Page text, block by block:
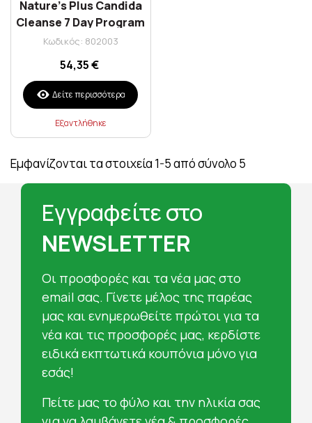
Nature's Plus Candida
Cleanse 7 Day Program
56 Caps
Κωδικός: 802003
54,35 €
Δείτε περισσότερα
Εξαντλήθηκε
Εμφανίζονται τα στοιχεία 1-5 από σύνολο 5
Εγγραφείτε στο
NEWSLETTER
Oι προσφορές και τα νέα μας στο
email σας. Γίνετε μέλος της παρέας
μας και ενημερωθείτε πρώτοι για τα
νέα και τις προσφορές μας, κερδίστε
ειδικά εκπτωτικά κουπόνια μόνο για
εσάς!
Πείτε μας το φύλο και την ηλικία σας